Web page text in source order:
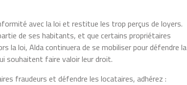
avec la loi et restitue les trop perçus de loyers.
de ses habitants, et que certains propriétaires
la loi, Alda continuera de se mobiliser pour défendre la
souhaitent faire valoir leur droit.
fraudeurs et défendre les locataires, adhérez :